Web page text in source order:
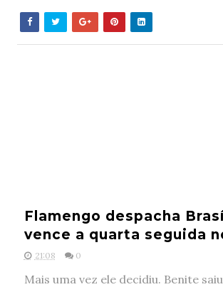
Flamengo despacha
vence a quarta seguida
21:08 0
Mais uma vez ele decidiu. Benite